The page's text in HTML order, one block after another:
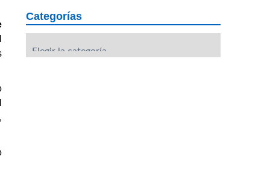
Categorías